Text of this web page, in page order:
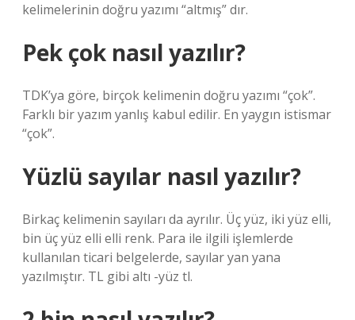
kelimelerinin doğru yazımı “altmış” dır.
Pek çok nasıl yazılır?
TDK’ya göre, birçok kelimenin doğru yazımı “çok”.
Farklı bir yazım yanlış kabul edilir. En yaygın istismar
“çok”.
Yüzlü sayılar nasıl yazılır?
Birkaç kelimenin sayıları da ayrılır. Üç yüz, iki yüz elli,
bin üç yüz elli elli renk. Para ile ilgili işlemlerde
kullanılan ticari belgelerde, sayılar yan yana
yazılmıştır. TL gibi altı -yüz tl.